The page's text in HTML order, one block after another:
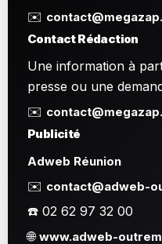
✉️
Contact Rédaction
Une information à
presse ou une
✉️
Publicité
Adweb Réunion
✉️ contact@adweb-
☎️ 02 62 97 32 00
🌐www.adweb-